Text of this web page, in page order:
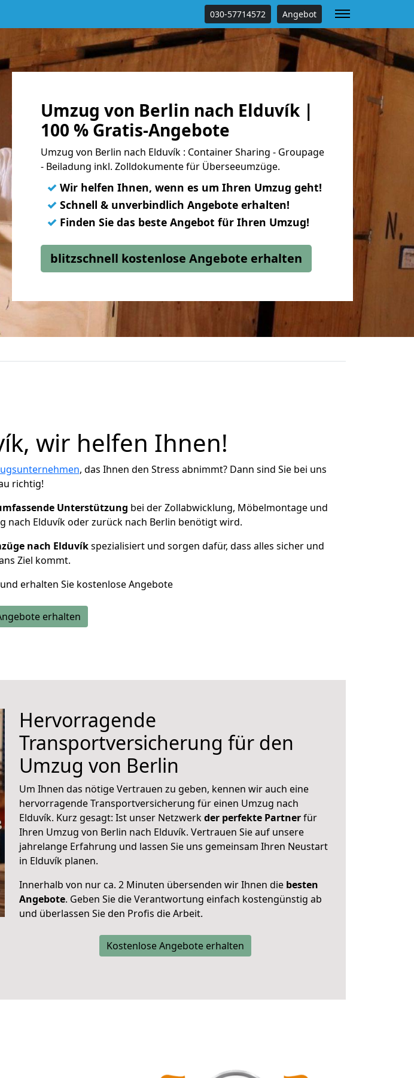
030-57714572 Angebot
Umzug von Berlin nach Elduvík |
100 % Gratis-Angebote
Umzug von Berlin nach Elduvík : Container Sharing - Groupage
- Beiladung inkl. Zolldokumente für Überseeumzüge.
✓ Wir helfen Ihnen, wenn es um Ihren Umzug geht!
✓ Schnell & unverbindlich Angebote erhalten!
✓ Finden Sie das beste Angebot für Ihren Umzug!
blitzschnell kostenlose Angebote erhalten
wir helfen Ihnen!
, das Ihnen den Stress abnimmt? Dann sind Sie bei uns
richtig!
Unterstützung bei der Zollabwicklung, Möbelmontage und
nach Elduvík oder zurück nach Berlin benötigt wird.
nach Elduvíkspezialisiert und sorgen dafür, dass alles sicher und
Ziel kommt.
erhalten Sie kostenlose Angebote
erhalten
Hervorragende
Transportversicherung für den
Umzug von Berlin
Um Ihnen das nötige Vertrauen zu geben, kennen wir auch eine
hervorragende Transportversicherung für einen Umzug nach
Elduvík. Kurz gesagt: Ist unser Netzwerkder perfekte Partnerfür
Ihren Umzug von Berlin nach Elduvík. Vertrauen Sie auf unsere
jahrelange Erfahrung und lassen Sie uns gemeinsam Ihren Neustart
in Elduvík planen.
Innerhalb von nur ca. 2 Minuten übersenden wir Ihnen die besten
Angebote. Geben Sie die Verantwortung einfach kostengünstig ab
und überlassen Sie den Profis die Arbeit.
Kostenlose Angebote erhalten